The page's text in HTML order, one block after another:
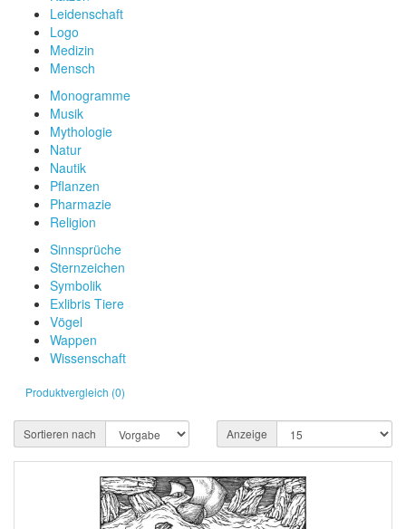
Leidenschaft
Logo
Medizin
Mensch
Monogramme
Musik
Mythologie
Natur
Nautik
Pflanzen
Pharmazie
Religion
Sinnsprüche
Sternzeichen
Symbolik
Exlibris Tiere
Vögel
Wappen
Wissenschaft
Produktvergleich (0)
Sortieren nach Anzeige